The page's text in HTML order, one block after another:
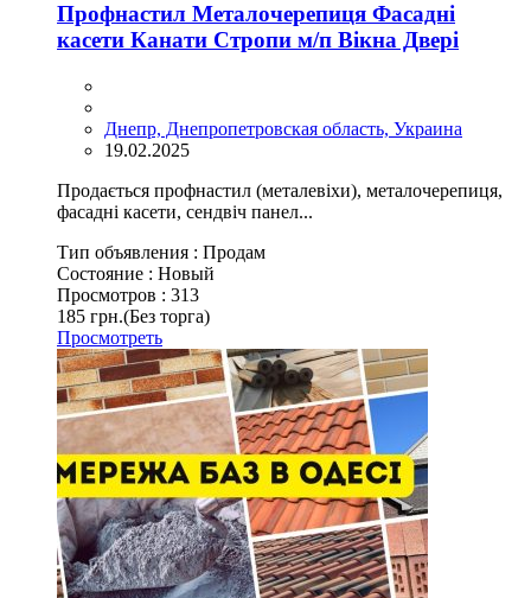
Профнастил Металочерепиця Фасадні
касети Канати Стропи м/п Вікна Двері
Днепр, Днепропетровская область, Украина
19.02.2025
Продається профнастил (металевіхи), металочерепиця,
фасадні касети, сендвіч панел...
Тип объявления : Продам
Состояние : Новый
Просмотров : 313
185 грн.(Без торга)
Просмотреть